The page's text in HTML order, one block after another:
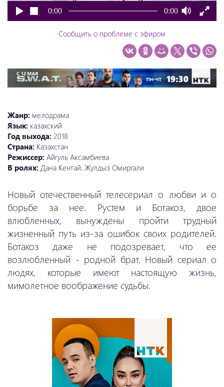
0:00 0:00
Сообщить о проблеме с эфиром
Жанр: мелодрама
Язык: казахский
Год выхода: 2018
Страна: Казахстан
Режиссер: Айгуль Аксамбиева
В ролях: Дана Кентай, Жулдыз Омиргали
Новый отечественный телесериал о любви и о
борьбе за нее. Рустем и Ботакоз, двое
влюбленных, вынуждены пройти трудный
жизненный путь из-за ошибок своих родителей.
Ботакоз даже не подозревает, что ее
возлюбленный - родной брат. Новый сериал о
людях, которые имеют настоящую жизнь,
мимолетное воображение судьбы.